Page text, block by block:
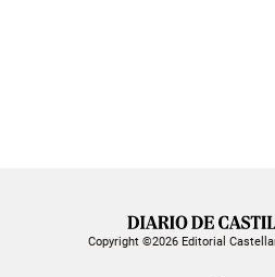
Copyright ©2026 Editorial